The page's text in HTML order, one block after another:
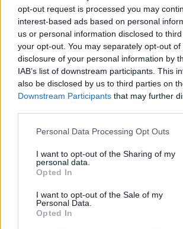
opt-out request is processed you may
interest-based ads based on personal
us or personal information disclosed to
your opt-out. You may separately opt-out
disclosure of your personal information by
IAB’s list of downstream participants. This
also be disclosed by us to third parties on
Downstream Participants that may further
Personal Data Processing Opt Outs
I want to opt-out of the Sharing of my
personal data.
Opted In
I want to opt-out of the Sale of my
Personal Data.
Opted In
magasról teszek rá” – mondta Fury.
a holnapi harcra, nem érdekel, ki
sarokban. A Szörnyeteg holnap este
ketrecébe, én pedig ismét
Bármelyik ütés talál be először,
kívánhatunk.”
elválasztott ketrecben nézett
Hall pedig játékosan még azt is